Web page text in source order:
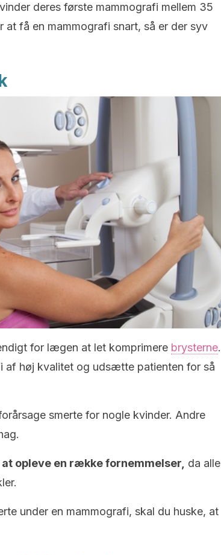
deres første mammografi mellem 35
få en mammografi snart, så er der syv
for lægen at let komprimere brysterne.
af høj kvalitet og udsætte patienten for så
smerte for nogle kvinder. Andre
opleve en række fornemmelser, da alle
under en mammografi, skal du huske, at